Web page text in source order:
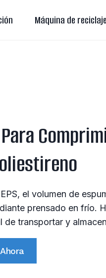
Máquina de reciclaje
el volumen de
prensado en frío.
de transportar y